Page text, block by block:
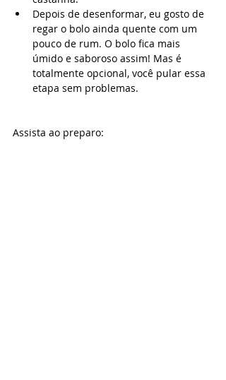
Depois de desenformar, eu gosto de
regar o bolo ainda quente com um
pouco de rum. O bolo fica mais
úmido e saboroso assim! Mas é
totalmente opcional, você pular essa
etapa sem problemas.
Assista ao preparo: